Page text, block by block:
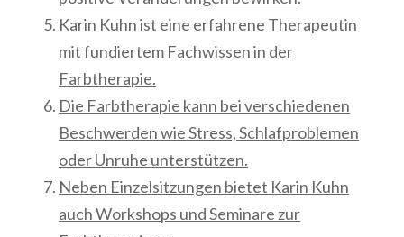
Karin Kuhn ist eine erfahrene Therapeutin
mit fundiertem Fachwissen in der
Farbtherapie.
Die Farbtherapie kann bei verschiedenen
Beschwerden wie Stress, Schlafproblemen
oder Unruhe unterstützen.
Neben Einzelsitzungen bietet Karin Kuhn
auch Workshops und Seminare zur